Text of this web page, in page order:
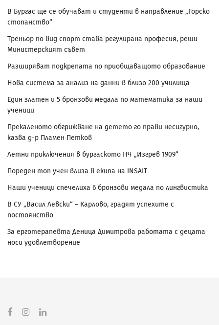
В Бургас ще се обучават и студенти в направление „Горско
стопанство“
Треньор по вид спорт става регулирана професия, реши
Министерският съвет
Разширяват подкрепата по приобщаващото образование
Нова система за анализ на данни в близо 200 училища
Един златен и 5 бронзови медала по математика за наши
ученици
Прекаленото обгрижване на детето го прави несигурно,
казва д-р Пламен Петков
Летни приключения в бургаското НЧ „Изгрев 1909“
Пореден топ учен влиза в екипа на INSAIT
Наши ученици спечелиха 6 бронзови медала по лингвистика
В СУ „Васил Левски“ – Карлово, градят успехите с
постоянство
За ерготерапевта Деница Димитрова работата с децата
носи удовлетворение